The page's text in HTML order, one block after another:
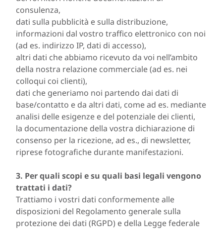
consulenza,
dati sulla pubblicità e sulla distribuzione,
informazioni dal vostro traffico elettronico con noi
(ad es. indirizzo IP, dati di accesso),
altri dati che abbiamo ricevuto da voi nell’ambito
della nostra relazione commerciale (ad es. nei
colloqui coi clienti),
dati che generiamo noi partendo dai dati di
base/contatto e da altri dati, come ad es. mediante
analisi delle esigenze e del potenziale dei clienti,
la documentazione della vostra dichiarazione di
consenso per la ricezione, ad es., di newsletter,
riprese fotografiche durante manifestazioni.
3. Per quali scopi e su quali basi legali vengono
trattati i dati?
Trattiamo i vostri dati conformemente alle
disposizioni del Regolamento generale sulla
protezione dei dati (RGPD) e della Legge federale